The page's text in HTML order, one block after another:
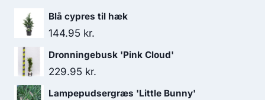
Blå cypres til hæk
144.95 kr.
Dronningebusk 'Pink Cloud'
229.95 kr.
Lampepudsergræs 'Little Bunny'